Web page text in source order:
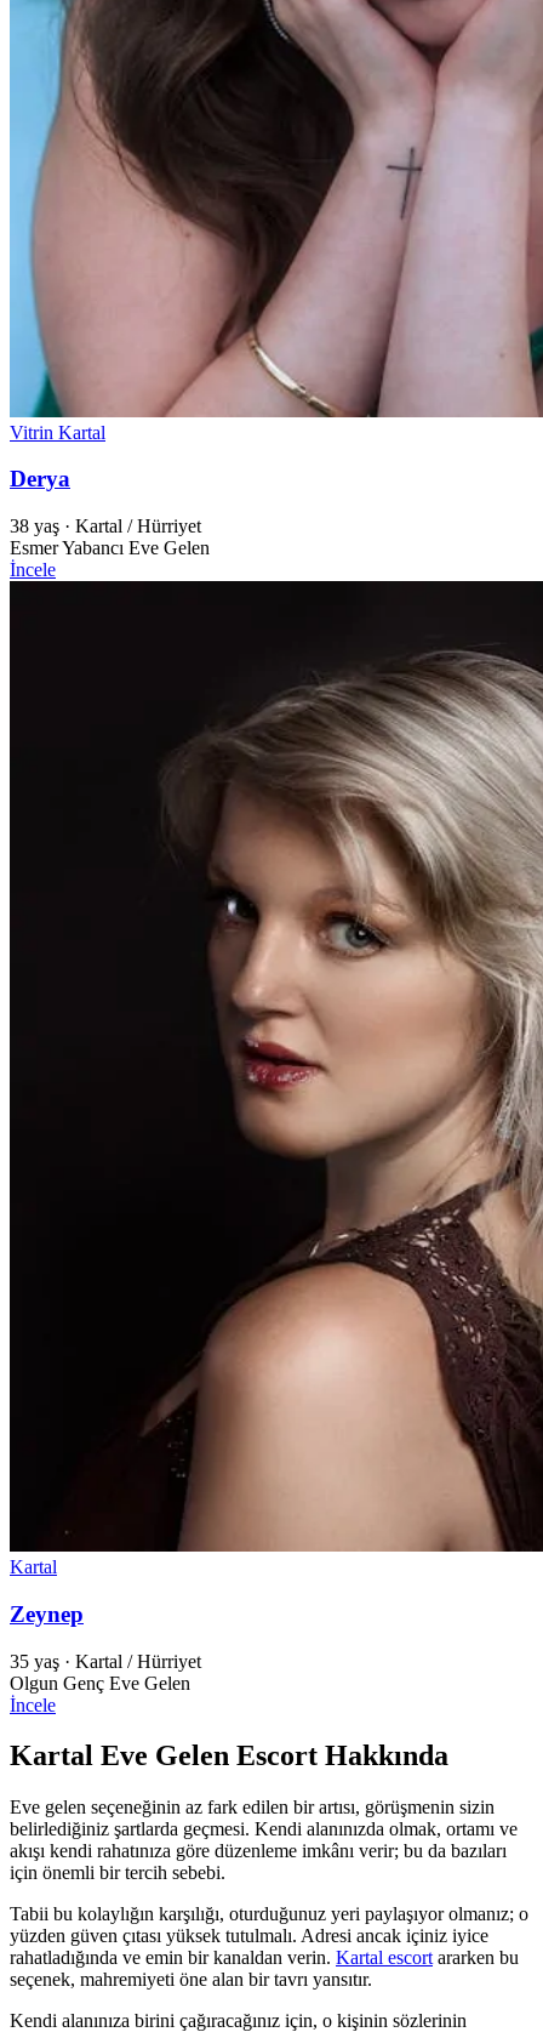
Vitrin Kartal
Derya
38 yaş · Kartal / Hürriyet
EsmerYabancı Eve Gelen
İncele
Kartal
Zeynep
35 yaş · Kartal / Hürriyet
Olgun Genç Eve Gelen
İncele
Kartal Eve Gelen Escort Hakkında
Eve gelen seçeneğinin az fark edilen bir artısı, görüşmenin sizin
belirlediğiniz şartlarda geçmesi. Kendi alanınızda olmak, ortamı ve
akışı kendi rahatınıza göre düzenleme imkânı verir; bu da bazıları
için önemli bir tercih sebebi.
Tabii bu kolaylığın karşılığı, oturduğunuz yeri paylaşıyor olmanız; o
yüzden güven çıtası yüksek tutulmalı. Adresi ancak içiniz iyice
rahatladığında ve emin bir kanaldan verin. Kartal escort ararken bu
seçenek, mahremiyeti öne alan bir tavrı yansıtır.
Kendi alanınıza birini çağıracağınız için, o kişinin sözlerinin